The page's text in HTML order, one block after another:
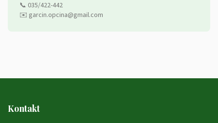
📞 035/422-442
✉️ garcin.opcina@gmail.com
Kontakt